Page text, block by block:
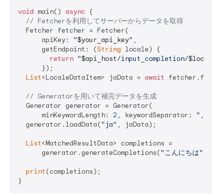
void main() async {
// Fetcherを利用してサーバーからデータを取得
  Fetcher fetcher = Fetcher(
      apiKey:
"$your_api_key" ,
      getEndpoint: (
String locale) {
return "$api_host/input_completion/$locale
      });
List<LocaleDataItem> jaData = await
// Generatorを用いて補完データを生成
  Generator generator = Generator(
      minKeywordLength:
2 , keywordSeparator: ","
  generator.loadData(
"ja" , jaData);
List<MatchedResultData> completions =
      generator.generateCompletions(
"こんにちは"
print (completions);